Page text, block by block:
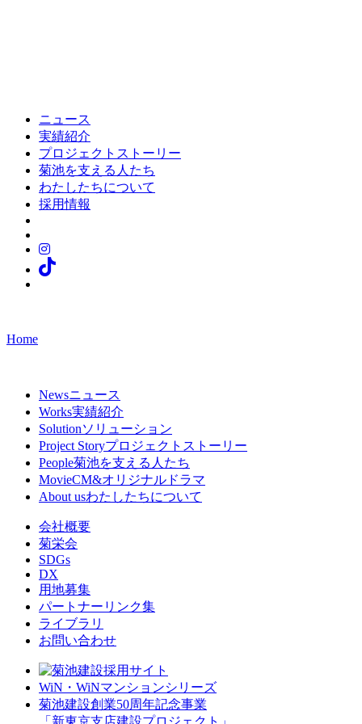
ニュース
実績紹介
プロジェクトストーリー
菊池を支える人たち
わたしたちについて
採用情報
Home
Newsニュース
Works実績紹介
Solutionソリューション
Project Storyプロジェクトストーリー
People菊池を支える人たち
MovieCM&オリジナルドラマ
About usわたしたちについて
会社概要
菊栄会
SDGs
DX
用地募集
パートナーリンク集
ライブラリ
お問い合わせ
WiN・WiNマンションシリーズ
菊池建設創業50周年記念事業